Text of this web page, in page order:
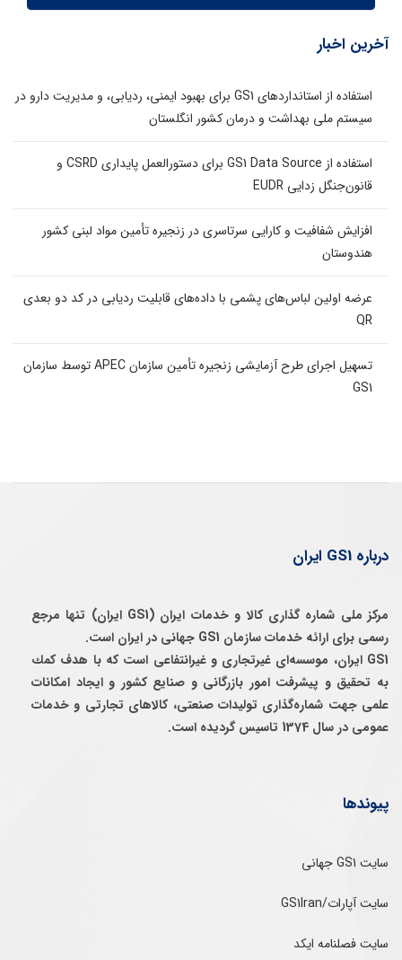
آخرین اخبار
استفاده از استانداردهای GS1 برای بهبود ایمنی، ردیابی، و مدیریت دارو در
سیستم ملی بهداشت و درمان کشور انگلستان
استفاده از GS1 Data Source برای دستورالعمل پایداری CSRD و
قانون‌جنگل زدایی EUDR
افزایش شفافیت و کارایی سرتاسری در زنجیره تأمین مواد لبنی کشور
هندوستان
عرضه اولین لباس‌های پشمی با داده‌های قابلیت ردیابی در کد دو بعدی
QR
تسهیل اجرای طرح آزمایشی زنجیره تأمین سازمان APEC توسط سازمان
GS1
درباره GS1 ایران
مرکز ملی شماره گذاری کالا و خدمات ایران (GS1 ایران) تنها مرجع
رسمی برای ارائه خدمات سازمان GS1 جهانی در ایران است.
GS1 ایران، موسسه‌ای غيرتجاری و غيرانتفاعی است كه با هدف كمك
به تحقيق و پيشرفت امور بازرگانی و صنايع كشور و ايجاد امكانات
علمی جهت شماره‌گذاری توليدات صنعتی، كالاهای تجارتی و خدمات
عمومی در سال 1374 تاسيس گرديده است.
پیوندها
سایت GS1 جهانی
سایت آپارات/GS1Iran
سایت فصلنامه ایکد